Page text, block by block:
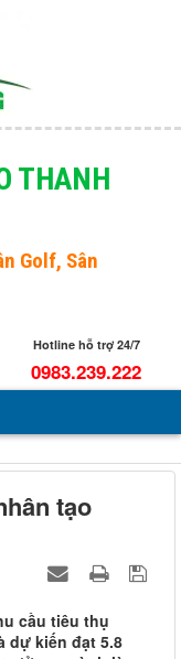
THANH
Golf, Sân
Hotline hỗ trợ 24/7
0983.239.222
tạo
cầu tiêu thụ
dự kiến đạt 5.8